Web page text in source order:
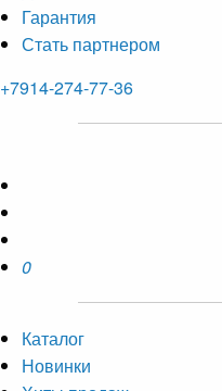
Гарантия
Стать партнером
+7914-274-77-36
0
Каталог
Новинки